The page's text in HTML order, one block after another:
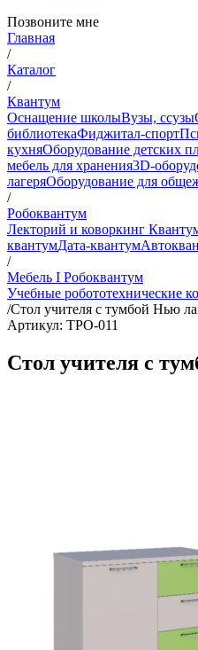
Позвоните мне
Главная
/
Каталог
/
Квантум
Оснащение школыВузы, ссузы
библиотекаФиджитал-спорт
кухняОборудование детских
мебель для хранения3D-
лагеряОборудование для
/
Робоквантум
Лекторий и коворкинг
квантумДата-квантум
/
Мебель I Робоквантум
Учебные робототехнические
/Стол учителя с тумбой Нью
Артикул: ТРО-011
Стол учителя с